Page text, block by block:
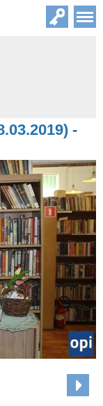
-